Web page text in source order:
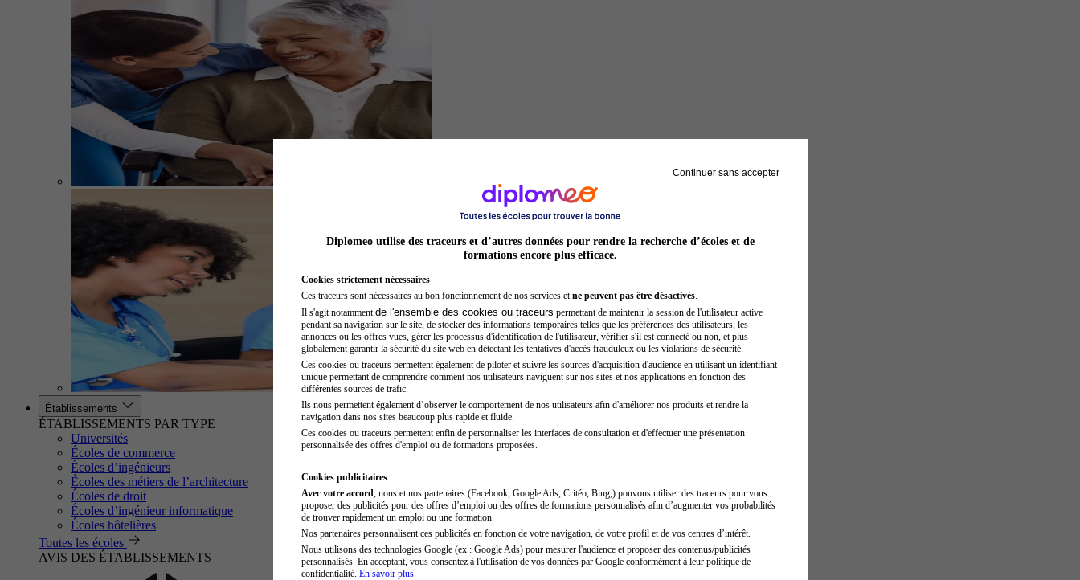
Sage-femme
Établissements
ÉTABLISSEMENTS PAR TYPE
Universités
Écoles de commerce
Écoles d’ingénieurs
Écoles des métiers de l’architecture
Écoles de droit
Écoles d’ingénieur informatique
Écoles hôtelières
Toutes les écoles
AVIS DES ÉTABLISSEMENTS
Continuer sans accepter
Diplomeo utilise des traceurs et d’autres données pour rendre la recherche d’écoles et de
formations encore plus efficace.
Cookies strictement nécessaires
Ces traceurs sont nécessaires au bon fonctionnement de nos services et ne peuvent pas être désactivés.
Il s'agit notamment de l'ensemble des cookies ou traceurs permettant de maintenir la session de l'utilisateur active
pendant sa navigation sur le site, de stocker des informations temporaires telles que les préférences des utilisateurs, les
annonces ou les offres vues, gérer les processus d'identification de l'utilisateur, vérifier s'il est connecté ou non, et plus
globalement garantir la sécurité du site web en détectant les tentatives d'accès frauduleux ou les violations de sécurité.
Ces cookies ou traceurs permettent également de piloter et suivre les sources d'acquisition d'audience en utilisant un identifiant
unique permettant de comprendre comment nos utilisateurs naviguent sur nos sites et nos applications en fonction des
différentes sources de trafic.
Ils nous permettent également d’observer le comportement de nos utilisateurs afin d'améliorer nos produits et rendre la
navigation dans nos sites beaucoup plus rapide et fluide.
Ces cookies ou traceurs permettent enfin de personnaliser les interfaces de consultation et d'effectuer une présentation
personnalisée des offres d'emploi ou de formations proposées.
Cookies publicitaires
Avec votre accord , nous et nos partenaires (Facebook, Google Ads, Critéo, Bing,) pouvons utiliser des traceurs pour vous
proposer des publicités pour des offres d’emploi ou des offres de formations personnalisés afin d’augmenter vos probabilités
de trouver rapidement un emploi ou une formation.
Nos partenaires personnalisent ces publicités en fonction de votre navigation, de votre profil et de vos centres d’intérêt.
Nous utilisons des technologies Google (ex : Google Ads) pour mesurer l'audience et proposer des contenus/publicités
personnalisés. En acceptant, vous consentez à l'utilisation de vos données par Google conformément à leur politique de
confidentialité. En savoir plus